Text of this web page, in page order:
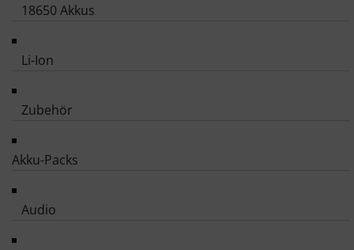
18650 Akkus
Li-Ion
Zubehör
Akku-Packs
Audio